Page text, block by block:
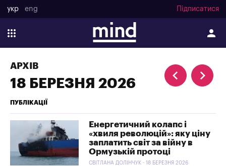
укр eng Підписатися
АРХІВ
18 БЕРЕЗНЯ 2026
ПУБЛІКАЦІЇ
Енергетичний колапс і
«хвиля революцій»: яку ціну
заплатить світ за війну в
Ормузькій протоці
СВІТЛАНА ДОЛІНЧУК - 18 БЕРЕЗНЯ 2026